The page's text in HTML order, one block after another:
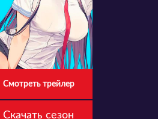
Смотреть трейлер
Скачать сезон